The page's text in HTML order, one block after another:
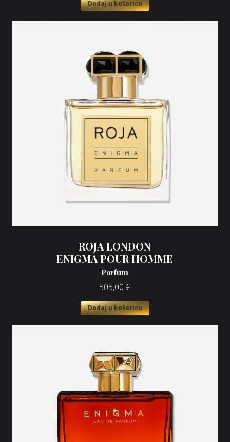
Dodaj u košaricu
ROJA LONDON
ENIGMA POUR HOMME
Parfum
505,00 €
Dodaj u košaricu